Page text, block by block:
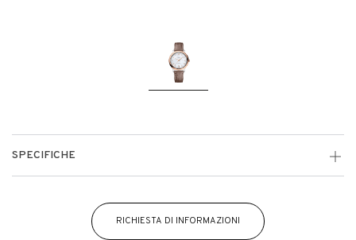
SPECIFICHE
RICHIESTA DI INFORMAZIONI